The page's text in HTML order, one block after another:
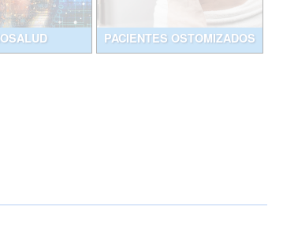
PACIENTES OSTOMIZADOS